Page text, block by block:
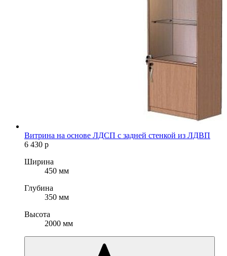
Витрина на основе ЛДСП с задней стенкой из ЛДВП
6 430 р
Ширина
450 мм
Глубина
350 мм
Высота
2000 мм